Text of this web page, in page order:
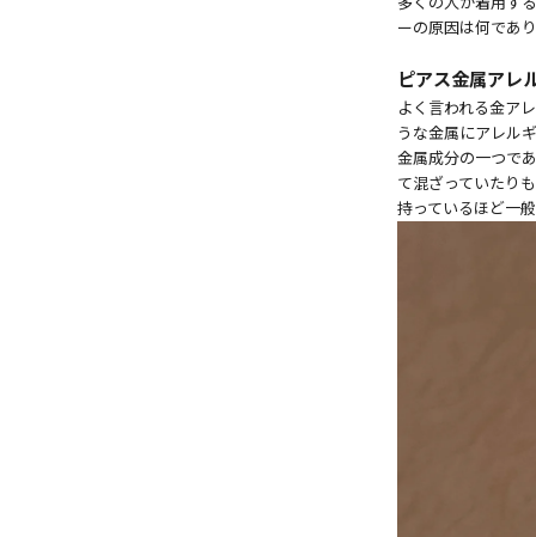
ーの原因は何であ
ピアス金属アレ
よく言われる金ア
うな金属にアレル
金属成分の一つで
て混ざっていたり
持っているほど一